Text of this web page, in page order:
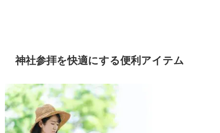
神社参拝を快適にする便利アイテム